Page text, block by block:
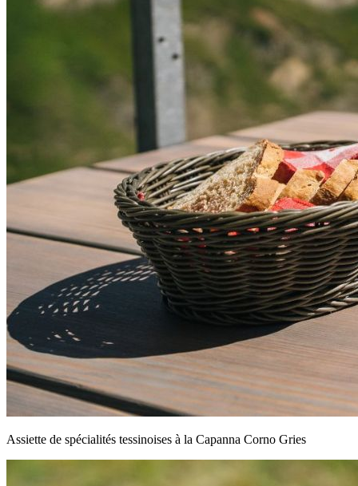
Assiette de spécialités tessinoises à la Capanna Corno Gries